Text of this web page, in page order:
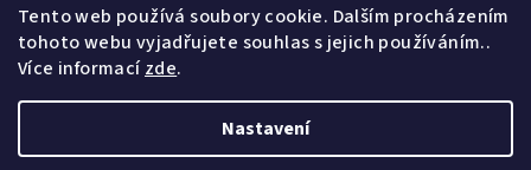
Tento web používá soubory cookie. Dalším procházením
tohoto webu vyjadřujete souhlas s jejich používáním..
Více informacízde.
Nastavení
Sledovat na Instagramu